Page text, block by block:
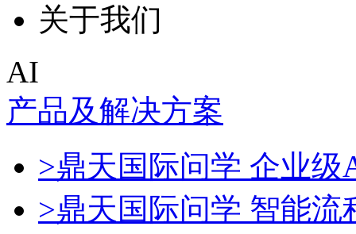
关于我们
AI
产品及解决方案
>鼎天国际问学 企业级
>鼎天国际问学 智能流